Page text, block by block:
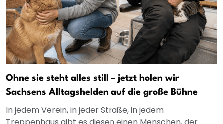
Ohne sie steht alles still – jetzt holen wir
Sachsens Alltagshelden auf die große Bühne
In jedem Verein, in jeder Straße, in jedem